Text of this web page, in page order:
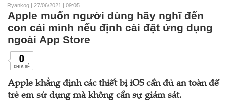
Ryankog | 27/06/2021 | 09:05
Apple muốn người dùng hãy nghĩ đến
con cái mình nếu định cài đặt ứng dụng
ngoài App Store
0
CHIA SẺ
Apple khẳng định các thiết bị iOS cần đủ an toàn để
trẻ em sử dụng mà không cần sự giám sát.